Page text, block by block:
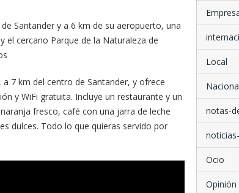
Santander y a 6 km de su aeropuerto, una
el cercano Parque de la Naturaleza de
7 km del centro de Santander, y ofrece
y WiFi gratuita. Incluye un restaurante y un
fresco, café con una jarra de leche
dulces. Todo lo que quieras servido por
Local
notas-
Ocio
Opinión